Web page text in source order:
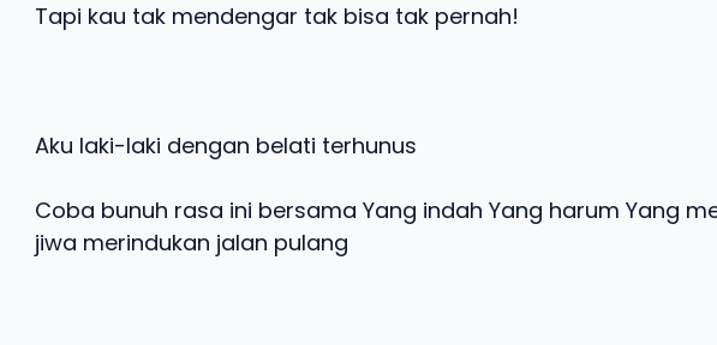
Tapi kau tak mendengar tak bisa tak pernah!
Aku laki-laki dengan belati terhunus
Coba bunuh rasa ini bersama Yang indah Yang harum Yang
jiwa merindukan jalan pulang